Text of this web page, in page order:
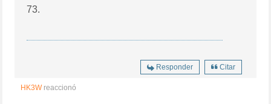
73.
Responder Citar
HK3Wreaccionó